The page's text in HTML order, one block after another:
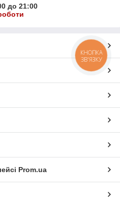
до 21:00
Prom.ua
КНОПКА
ЗВ'ЯЗКУ